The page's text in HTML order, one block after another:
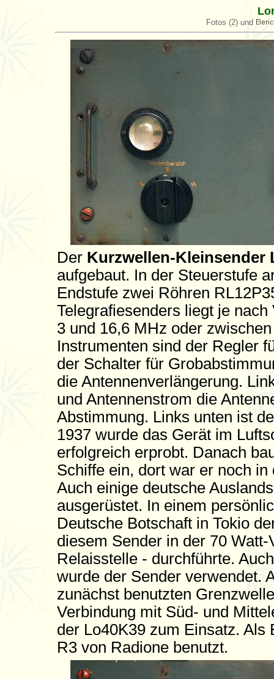
Fotos (2) und
Der Kurzwellen-Kleinsender
aufgebaut. In der Steuerstufe
Endstufe zwei Röhren
Telegrafiesenders liegt je
3 und 16,6 MHz oder
Instrumenten sind der Regler
der Schalter für
die Antennenverlängerung.
und Antennenstrom die
Abstimmung. Links unten ist
1937 wurde das Gerät im
erfolgreich erprobt. Danach
Schiffe ein, dort war er noch
Auch einige deutsche
ausgerüstet. In einem
Deutsche Botschaft in Tokio
diesem Sender in der 70
Relaisstelle - durchführte.
wurde der Sender verwendet.
zunächst benutzten
Verbindung mit Süd- und
der Lo40K39 zum Einsatz. Als
R3 von Radione benutzt.